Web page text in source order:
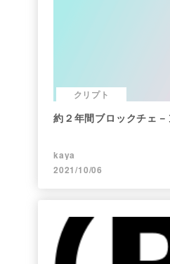
クリプト
約２年間ブロックチェ
kaya
2021/10/06